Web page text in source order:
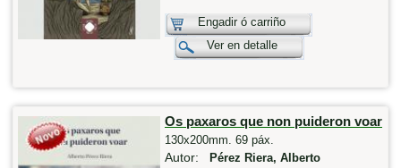
Engadir ó carriño
Ver en detalle
Os paxaros que non puideron voar
130x200mm. 69 páx.
Autor: Pérez Riera, Alberto